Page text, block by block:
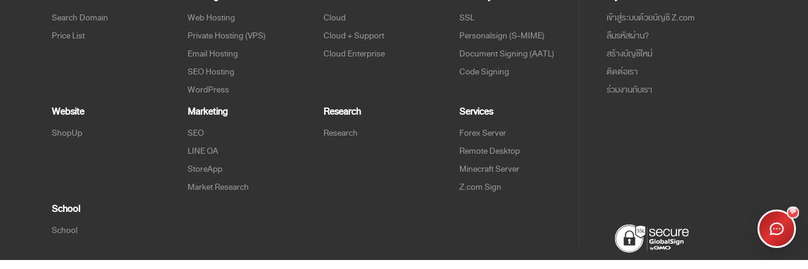
Search Domain
Price List
Web Hosting
Private Hosting (VPS)
Email Hosting
SEO Hosting
WordPress
Cloud
Cloud + Support
Cloud Enterprise
SSL
Personalsign (S-MIME)
Document Signing (AATL)
Code Signing
Website
ShopUp
Marketing
SEO
LINE OA
StoreApp
Market Research
Research
Research
Services
Forex Server
Remote Desktop
Minecraft Server
Z.com Sign
School
School
เข้าสู่ระบบด้วยบัญชี Z.com
ลืมรหัสผ่าน?
สร้างบัญชีใหม่
ติดต่อเรา
ร่วมงานกับเรา
💬